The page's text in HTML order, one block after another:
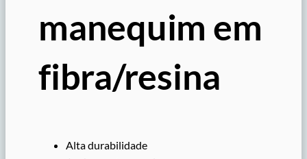
manequim em
fibra/resina
Alta durabilidade